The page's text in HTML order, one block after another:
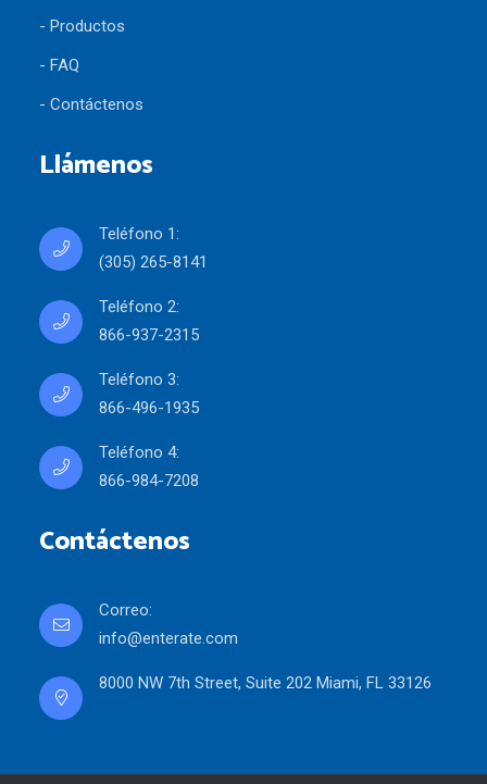
- Productos
- FAQ
- Contáctenos
Llámenos
Teléfono 1:
(305) 265-8141
Teléfono 2:
866-937-2315
Teléfono 3:
866-496-1935
Teléfono 4:
866-984-7208
Contáctenos
Correo:
info@enterate.com
8000 NW 7th Street, Suite 202 Miami, FL 33126